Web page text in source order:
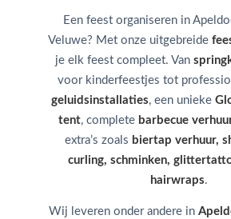
Een feest organiseren in
Veluwe? Met onze uitgebreide
je elk feest compleet. Van
voor kinderfeestjes tot
geluidsinstallaties, een unieke
tent, complete barbecue
extra’s zoals biertap verhuur,
curling, schminken,
hairwraps.
Wij leveren onder andere in